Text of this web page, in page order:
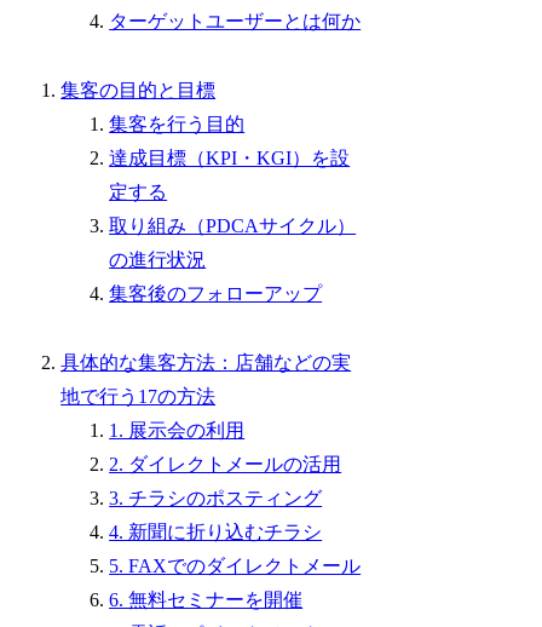
ターゲットユーザーとは何か
集客の目的と目標
集客を行う目的
達成目標（KPI・KGI）を設
定する
取り組み（PDCAサイクル）
の進行状況
集客後のフォローアップ
具体的な集客方法：店舗などの実
地で行う17の方法
1. 展示会の利用
2. ダイレクトメールの活用
3. チラシのポスティング
4. 新聞に折り込むチラシ
5. FAXでのダイレクトメール
6. 無料セミナーを開催